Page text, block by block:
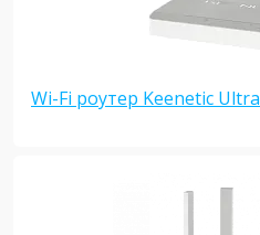
Wi-Fi роутер Keenetic Ultra